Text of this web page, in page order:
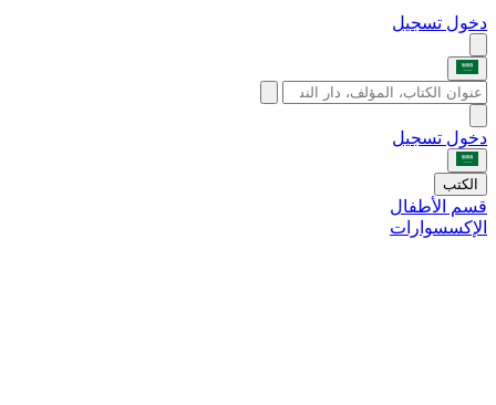
دخول تسجيل
دخول تسجيل
الكتب
قسم الأطفال
الإكسسوارات